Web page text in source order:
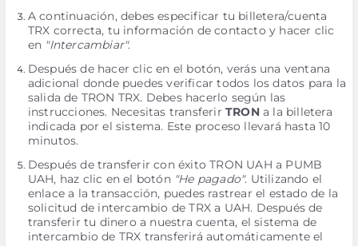
A continuación, debes especificar tu billetera/cuenta
TRX correcta, tu información de contacto y hacer clic
en "Intercambiar".
Después de hacer clic en el botón, verás una ventana
adicional donde puedes verificar todos los datos para la
salida de TRON TRX. Debes hacerlo según las
instrucciones. Necesitas transferir TRONa la billetera
indicada por el sistema. Este proceso llevará hasta 10
minutos.
Después de transferir con éxito TRON UAH a PUMB
UAH, haz clic en el botón "He pagado". Utilizando el
enlace a la transacción, puedes rastrear el estado de la
solicitud de intercambio de TRX a UAH. Después de
transferir tu dinero a nuestra cuenta, el sistema de
intercambio de TRX transferirá automáticamente el